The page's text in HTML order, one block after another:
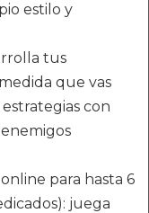
estilo y
tus
que vas
con
para hasta 6
juega